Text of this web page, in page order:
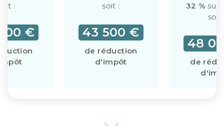
:
€
soit :
43 500 €
de réduction
d'impôt
32 % sur
soit
48
de